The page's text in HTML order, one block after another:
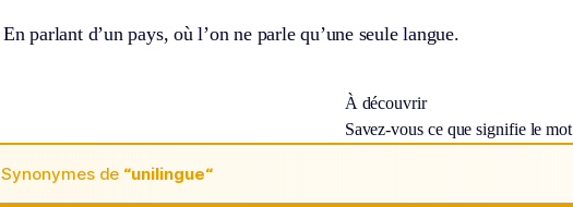
En parlant d’un pays, où l’on ne parle qu’une seule langue.
À découvrir
Savez-vous ce que signifie le mot
Synonymes de “unilingue“